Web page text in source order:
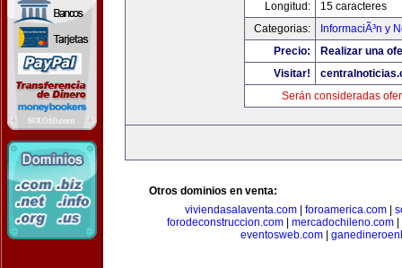
Longitud:
15 caracteres
Categorias:
InformaciÃ³n y
Precio:
Realizar una
Visitar!
Serán consideradas
Otros dominios en venta:
viviendasalaventa.com| foroamerica.com|
forodeconstruccion.com
mercadochileno.com
eventosweb.com|